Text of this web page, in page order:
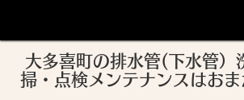
大多喜町の排水管(下水管）
掃・点検メンテナンスはお